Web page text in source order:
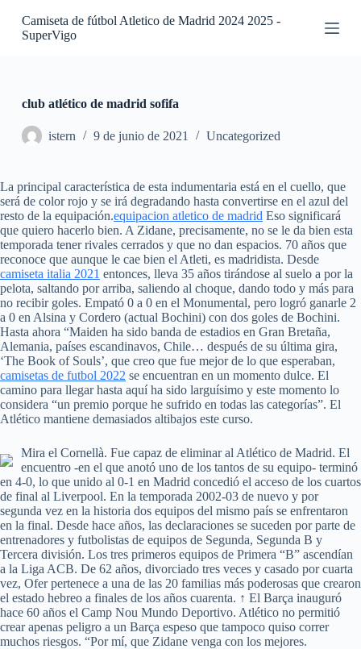
S
e
n
i
d
o
Camiseta de fútbol Atletico de Madrid 2024 2025 -
SuperVigo
club atlético de madrid sofifa
istern 9 de junio de 2021 Uncategorized
La principal característica de esta indumentaria está en el cuello, que
será de color rojo y se irá degradando hasta convertirse en el azul del
resto de la equipación.equipacion atletico de madrid Eso significará
que quiero hacerlo bien. A Zidane, precisamente, no se le da bien esta
temporada tener rivales cerrados y que no dan espacios. 70 años que
reconoce que aunque le cae bien el Atleti, es madridista. Desde
camiseta italia 2021 entonces, lleva 35 años tirándose al suelo a por la
pelota, saltando por arriba, saliendo al choque, dando todo y más para
no recibir goles. Empató 0 a 0 en el Monumental, pero logró ganarle 2
a 0 en Alsina y Cordero (actual Bochini) con dos goles de Bochini.
Hasta ahora “Maiden ha sido banda de estadios en Gran Bretaña,
Alemania, países escandinavos, Chile… después de su última gira,
‘The Book of Souls’, que creo que fue mejor de lo que esperaban,
camisetas de futbol 2022 se encuentran en un momento dulce. El
camino para llegar hasta aquí ha sido larguísimo y este momento lo
considera “un premio porque he sufrido en todas las categorías”. El
Atlético mantiene demasiados altibajos este curso.
Mira el Cornellà. Fue capaz de eliminar al Atlético de Madrid. El
encuentro -en el que anotó uno de los tantos de su equipo- terminó
en 4-0, lo que unido al 0-1 en Madrid concedió el acceso de los cuartos
de final al Liverpool. En la temporada 2002-03 de nuevo y por
segunda vez en la historia dos equipos del mismo país se enfrentaron
en la final. Desde hace años, las declaraciones se suceden por parte de
entrenadores y futbolistas de equipos de Segunda, Segunda B y
Tercera división. Los tres primeros equipos de Primera “B” ascendían
a la Liga ACB. De 62 años, divorciado tres veces y casado por cuarta
vez, Ofer pertenece a una de las 20 familias más poderosas que crearon
el estado hebreo a finales de los años cuarenta. ↑ El Barça inauguró
hace 60 años el Camp Nou Mundo Deportivo. Atlético no permitió
crear apenas peligro a un Barça espeso que tampoco quiso correr
muchos riesgos. “Por mí, que Zidane venga con los mejores.